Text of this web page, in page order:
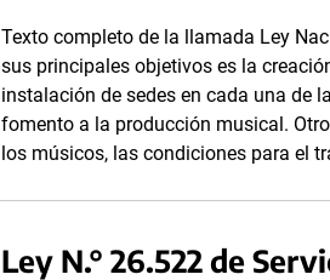
Texto completo de la llamada Ley
sus principales objetivos es la
instalación de sedes en cada una de
fomento a la producción musical.
los músicos, las condiciones para el
Ley N.° 26.522 de